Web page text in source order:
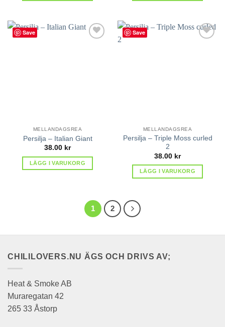
Save
MELLANDAGSREA
Persilja – Italian Giant
38.00 kr
LÄGG I VARUKORG
Save
MELLANDAGSREA
Persilja – Triple Moss curled
2
38.00 kr
LÄGG I VARUKORG
1 2
CHILILOVERS.NU ÄGS OCH DRIVS AV;
Heat & Smoke AB
Muraregatan 42
265 33 Åstorp